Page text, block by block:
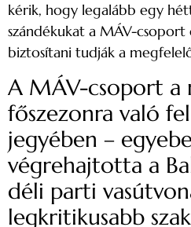
kérik, hogy legalább egy
szándékukat a MÁV-csoport
biztosítani tudják a
A MÁV-csoport a
főszezonra való
jegyében –
végrehajtotta a
déli parti
legkritikusabb